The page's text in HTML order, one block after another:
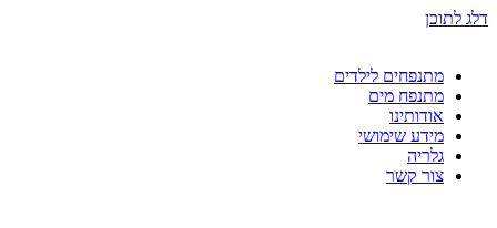
דלג לתוכן
מתנפחים לילדים
מתנפח מים
אודותינו
מידע שימושי
גלריה
צור קשר